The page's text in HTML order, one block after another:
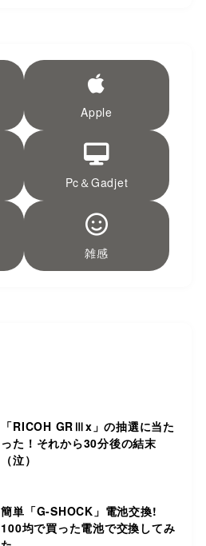
Apple
Pc＆Gadjet
雑感
「RICOH GRⅢx」の抽選に当た
った！それから30分後の結末
（泣）
簡単「G-SHOCK」電池交換!
100均で買った電池で交換してみ